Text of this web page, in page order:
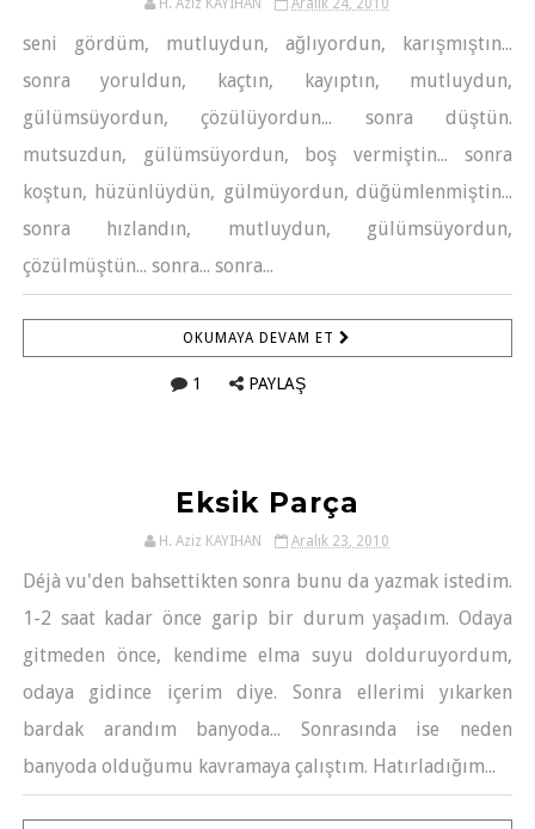
H. Aziz KAYIHAN Aralık 24, 2010
seni gördüm, mutluydun, ağlıyordun, karışmıştın...
sonra yoruldun, kaçtın, kayıptın, mutluydun,
gülümsüyordun, çözülüyordun... sonra düştün.
mutsuzdun, gülümsüyordun, boş vermiştin... sonra
koştun, hüzünlüydün, gülmüyordun, düğümlenmiştin...
sonra hızlandın, mutluydun, gülümsüyordun,
çözülmüştün... sonra... sonra...
OKUMAYA DEVAM ET
1 PAYLAŞ
Eksik Parça
H. Aziz KAYIHAN Aralık 23, 2010
Déjà vu'den bahsettikten sonra bunu da yazmak istedim.
1-2 saat kadar önce garip bir durum yaşadım. Odaya
gitmeden önce, kendime elma suyu dolduruyordum,
odaya gidince içerim diye. Sonra ellerimi yıkarken
bardak arandım banyoda... Sonrasında ise neden
banyoda olduğumu kavramaya çalıştım. Hatırladığım...